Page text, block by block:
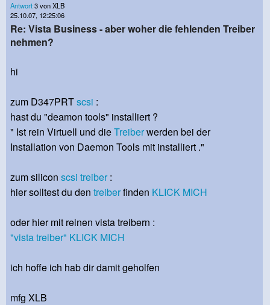
Antwort3 von XLB
25.10.07, 12:25:06
Re: Vista Business - aber woher die fehlenden Treiber
nehmen?
hi
zum D347PRTscsi :
hast du "deamon tools" installiert ?
" Ist rein Virtuell und dieTreiberwerden bei der
Installation von Daemon Tools mit installiert ."
zum silicon scsi treiber :
hier solltest du den treiberfinden KLICK MICH
oder hier mit reinen vista treibern :
"vista treiber" KLICK MICH
ich hoffe ich hab dir damit geholfen
mfg XLB